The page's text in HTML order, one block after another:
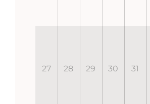
27 28 29 30 31